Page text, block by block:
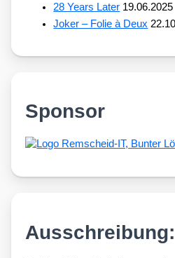
28 Years Later 19.06.2025
Joker – Folie à Deux
Sponsor